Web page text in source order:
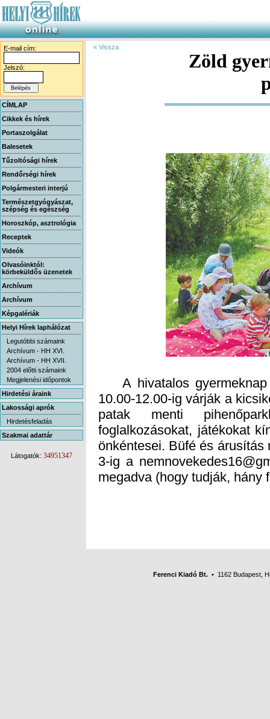
E-mail cím:
Jelszó:
CÍMLAP
Cikkek és hírek
Portaszolgálat
Balesetek
Tűzoltósági hírek
Rendőrségi hírek
Polgármesteri interjú
Természetgyógyászat,
szépség és egészség
Horoszkóp, asztrológia
Receptek
Videók
Olvasóinktól:
körbeküldős üzenetek
Archívum
Archívum
Képgalériák
Helyi Hírek laphálózat
Legutóbbi számaink
Archívum - HH XVI.
Archívum - HH XVII.
2004 előtti számaink
Megjelenési időpontok
Hirdetési áraink
Lakossági aprók
Hirdetésfeladás
Szakmai adattár
Látogatók: 34951347
« Vissza
Zöld
A hivatalos gyermeknap
10.00-12.00-ig várják a
patak menti
foglalkozásokat, játékokat
önkéntesei. Büfé és
3-ig a
megadva (hogy tudják, hány
Ferenci Kiadó Bt. • 1162 Budapest,